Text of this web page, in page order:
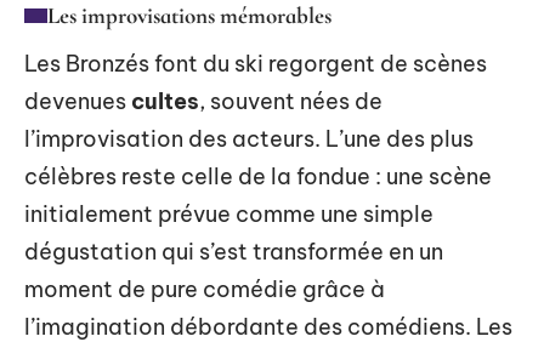
Les improvisations mémorables
Les Bronzés font du ski regorgent de scènes
devenues cultes, souvent nées de
l’improvisation des acteurs. L’une des plus
célèbres reste celle de la fondue : une scène
initialement prévue comme une simple
dégustation qui s’est transformée en un
moment de pure comédie grâce à
l’imagination débordante des comédiens. Les